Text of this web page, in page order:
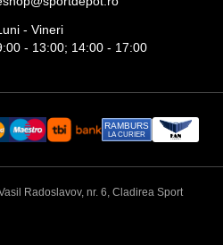
- Vineri
- 13:00; 14:00 - 17:00
RAMBURS
LA CURIER
Radoslavov, nr. 6, Cladirea Sport